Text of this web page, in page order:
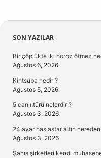
Sidebar
SON YAZILAR
Bir çöplükte iki horoz ötmez
Ağustos 6, 2026
Kintsuba nedir ?
Ağustos 5, 2026
5 canlı türü nelerdir ?
Ağustos 3, 2026
24 ayar has astar altın nereden
Ağustos 3, 2026
Şahıs şirketleri kendi